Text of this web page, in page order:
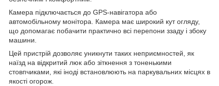
Камера підключається до GPS-навігатора або
автомобільному монітора. Камера має широкий кут огляду,
що допомагає побачити практично всі перепони ззаду і збоку
машини.
Цей пристрій дозволяє уникнути таких неприємностей, як
наїзд на відкритий люк або зіткнення з тоненькими
стовпчиками, які іноді встановлюють на паркувальних місцях в
якості огорож.